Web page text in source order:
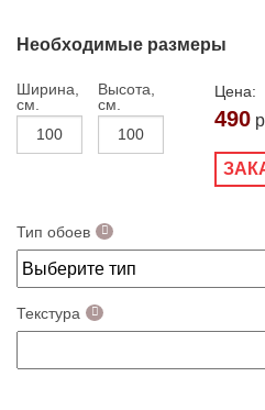
Необходимые размеры
Ширина,
см.
Высота,
см.
Цена:
490
Тип обоев
Текстура